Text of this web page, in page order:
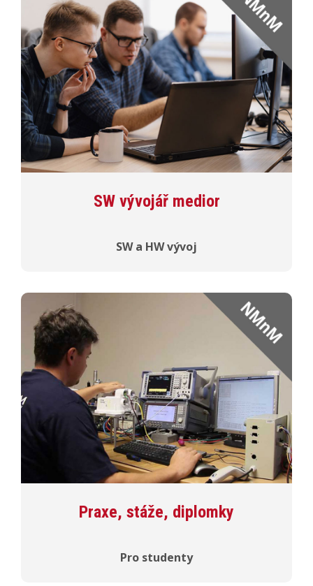
SW vývojář medior
SW a HW vývoj
Praxe, stáže, diplomky
Pro studenty